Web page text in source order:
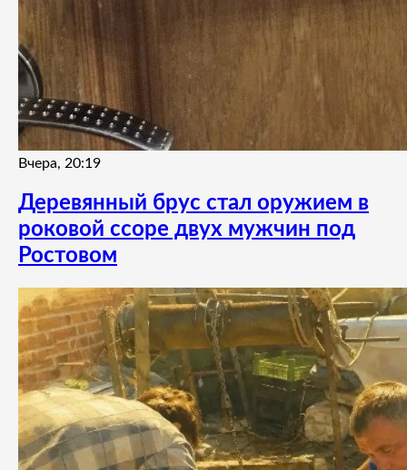
Вчера, 20:19
Деревянный брус стал оружием в
роковой ссоре двух мужчин под
Ростовом